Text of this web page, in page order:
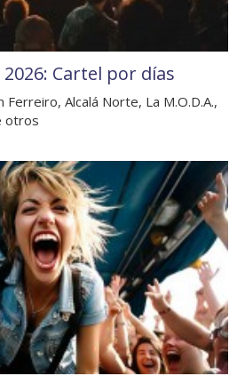
Cartel por días
Alcalá Norte, La M.O.D.A.,
otros